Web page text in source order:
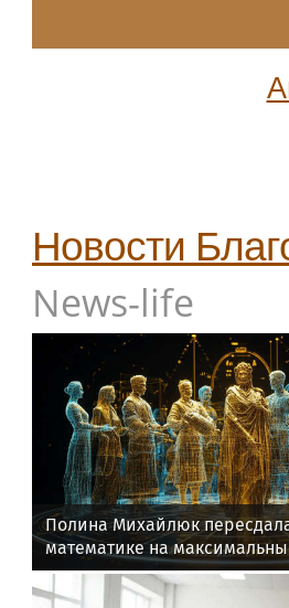
Новости
News-life
Полина Михайлюк
математике на